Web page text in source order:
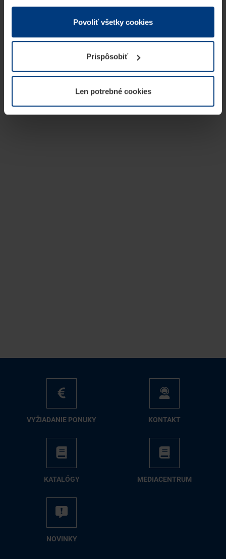
v rámci Vášho využívania služieb.
Z právneho hľadiska môžeme cookies ukladať na Vašom
prevádzku tejto stránky. Pre všetky ostatné typy cookie
potrebujeme Vaše povolenie. Vaše povolenie môžete
kedykoľvek zmeniť alebo odvolať vo vysvetlení cookie
našej webovej stránky.
Povoliť všetky cookies
Prispôsobiť
Len potrebné cookies
VY­ŽIA­DA­NIE PO­NU­KY KON­TAKT
KA­TA­LÓ­GY ME­DIA­CEN­TRUM
NO­VIN­KY